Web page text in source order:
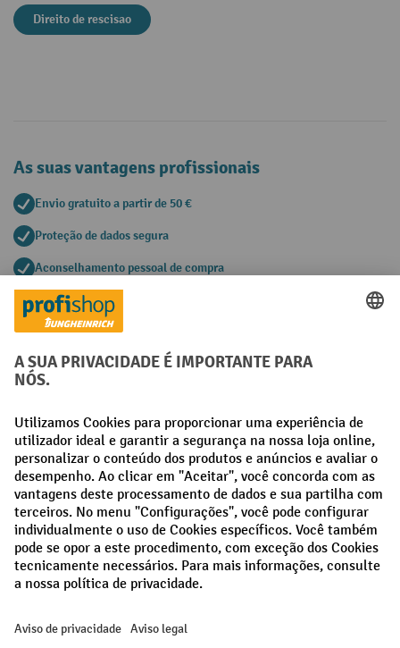
Direito de rescisao
As suas vantagens profissionais
Envio gratuito a partir de 50 €
Proteção de dados segura
Aconselhamento pessoal de compra
Métodos de pagamento
Redes sociais
Facebook
LinkedIn
Instagram
Termos e condições gerais Aviso Legal
Todos os preços excl. IVA maiscustos de envio